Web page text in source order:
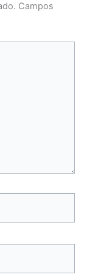
Campos